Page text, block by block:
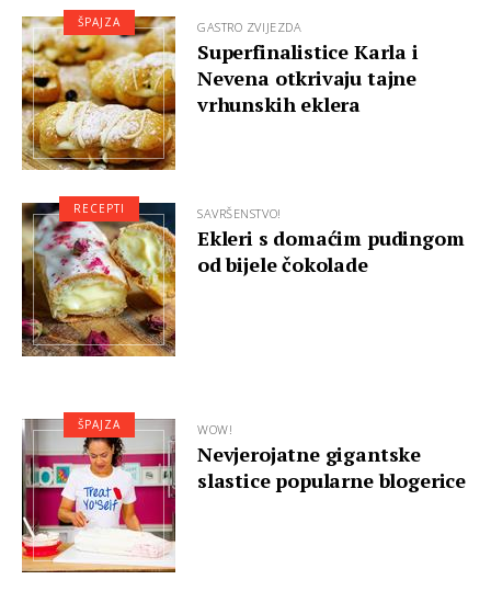
GASTRO ZVIJEZDA
Superfinalistice Karla i
Nevena otkrivaju tajne
vrhunskih eklera
ŠPAJZA
SAVRŠENSTVO!
Ekleri s domaćim pudingom
od bijele čokolade
RECEPTI
WOW!
Nevjerojatne gigantske
slastice popularne blogerice
ŠPAJZA